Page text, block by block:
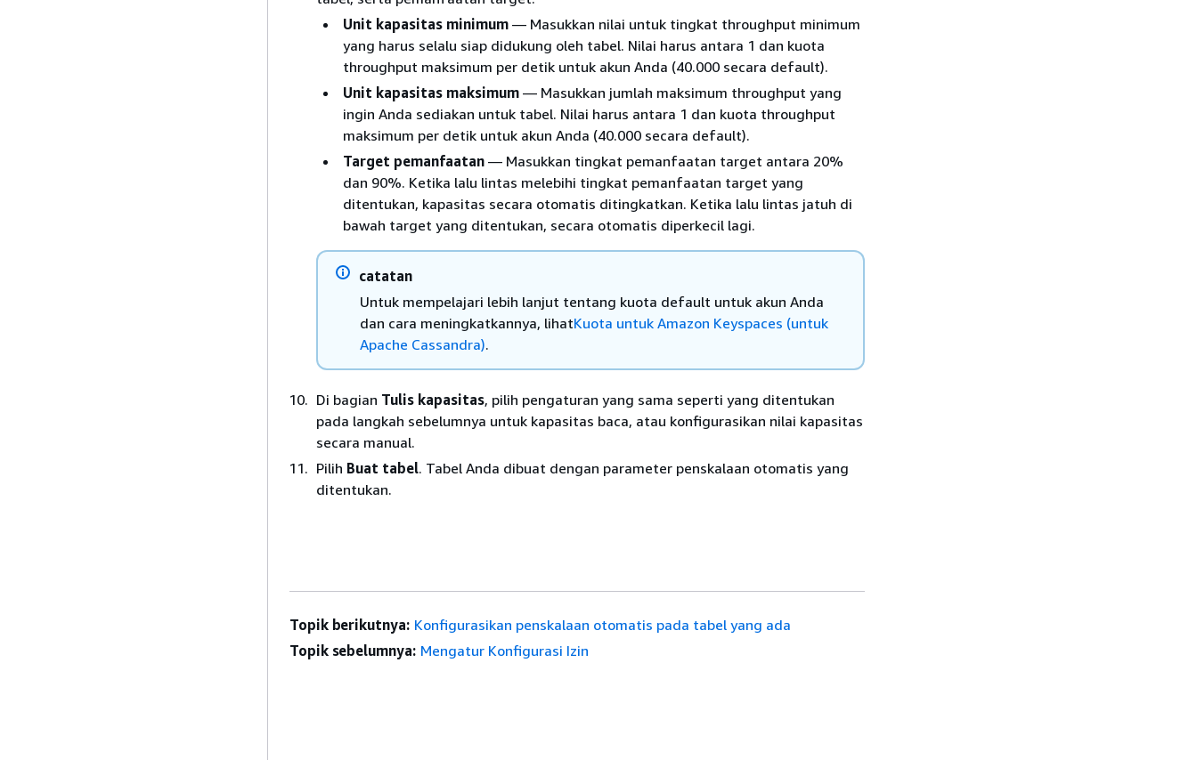
Unit kapasitas minimum — Masukkan nilai untuk tingkat throughput minimum
yang harus selalu siap didukung oleh tabel. Nilai harus antara 1 dan kuota
throughput maksimum per detik untuk akun Anda (40.000 secara default).
Unit kapasitas maksimum — Masukkan jumlah maksimum throughput yang
ingin Anda sediakan untuk tabel. Nilai harus antara 1 dan kuota throughput
maksimum per detik untuk akun Anda (40.000 secara default).
Target pemanfaatan — Masukkan tingkat pemanfaatan target antara 20%
dan 90%. Ketika lalu lintas melebihi tingkat pemanfaatan target yang
ditentukan, kapasitas secara otomatis ditingkatkan. Ketika lalu lintas jatuh di
bawah target yang ditentukan, secara otomatis diperkecil lagi.
catatan
Untuk mempelajari lebih lanjut tentang kuota default untuk akun Anda
dan cara meningkatkannya, lihatKuota untuk Amazon Keyspaces (untuk
Apache Cassandra).
Di bagian Tulis kapasitas, pilih pengaturan yang sama seperti yang ditentukan
pada langkah sebelumnya untuk kapasitas baca, atau konfigurasikan nilai kapasitas
secara manual.
Pilih Buat tabel. Tabel Anda dibuat dengan parameter penskalaan otomatis yang
ditentukan.
Topik berikutnya: Konfigurasikan penskalaan otomatis pada tabel yang ada
Topik sebelumnya: Mengatur Konfigurasi Izin